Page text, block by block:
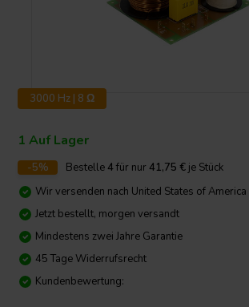
3000 Hz | 8 Ω
1 Auf Lager
-5% Bestelle4 für nur41,75 € je Stück
Wir versenden nach United States of America
Jetzt bestellt, morgen versandt
Mindestens zwei Jahre Garantie
45 Tage Widerrufsrecht
Kundenbewertung: